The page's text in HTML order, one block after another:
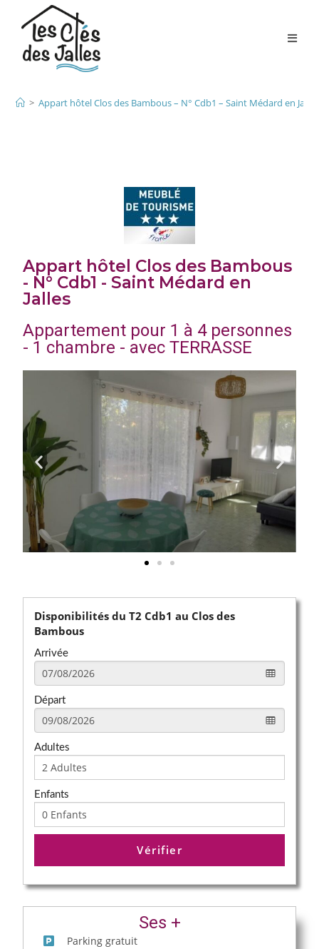
> Appart hôtel Clos des Bambous – N° Cdb1 – Saint Médard en Jalles
Appart hôtel Clos des Bambous
- N° Cdb1 - Saint Médard en
Jalles
Appartement pour 1 à 4 personnes
- 1 chambre - avec TERRASSE
Disponibilités du T2 Cdb1 au Clos des
Bambous
Arrivée
Départ
Adultes
Enfants
Vérifier
Ses +
Parking gratuit